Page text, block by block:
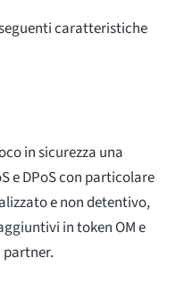
caratteristiche
in sicurezza una
e DPoS con particolare
e non detentivo,
in token OM e
partner.